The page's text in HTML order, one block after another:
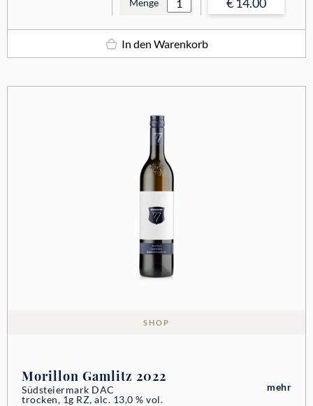
Menge
In den Warenkorb
SHOP
Morillon Gamlitz 2022
Südsteiermark DAC
trocken, 1g RZ, alc. 13,0 % vol.
mehr